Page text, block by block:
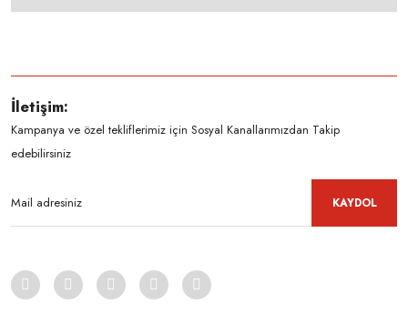
İletişim:
Kampanya ve özel tekliflerimiz için Sosyal Kanallarımızdan Takip
edebilirsiniz
KAYDOL